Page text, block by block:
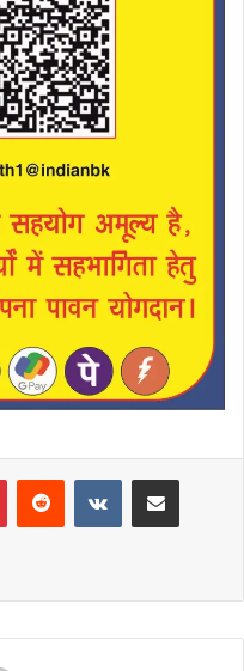
PinterestReddit VKontakteShare via Email